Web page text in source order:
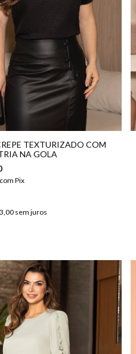
TEXTURIZADO COM
NA GOLA
com Pix
sem juros